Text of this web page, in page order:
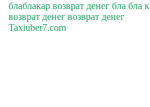
блаблакар возврат денег бла бла
возврат денег возврат денег
Taxiuber7.com